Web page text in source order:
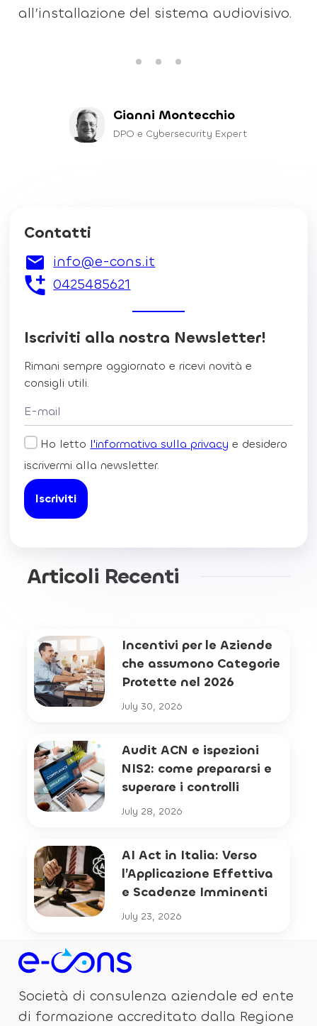
all’installazione del sistema audiovisivo.
Gianni Montecchio
DPO e Cybersecurity Expert
Contatti
info@e-cons.it
0425485621
Iscriviti alla nostra Newsletter!
Rimani sempre aggiornato e ricevi novità e
consigli utili.
Ho letto l'informativa sulla privacy e desidero
iscrivermi alla newsletter.
Articoli Recenti
Incentivi per le Aziende
che assumono Categorie
Protette nel 2026
July 30, 2026
Audit ACN e ispezioni
NIS2: come prepararsi e
superare i controlli
July 28, 2026
AI Act in Italia: Verso
l’Applicazione Effettiva
e Scadenze Imminenti
July 23, 2026
Società di consulenza aziendale ed ente
di formazione accreditato dalla Regione